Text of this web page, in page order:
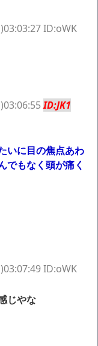
ID:oWK
ID:JK1
いに目の焦点あわ
でもなく頭が痛く
ID:oWK
じやな